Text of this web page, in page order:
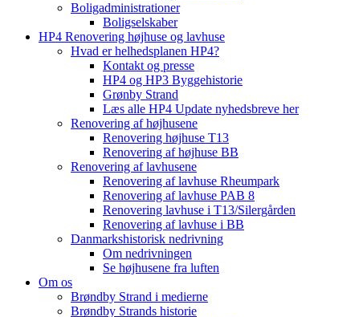
Boligadministrationer
Boligselskaber
HP4 Renovering højhuse og lavhuse
Hvad er helhedsplanen HP4?
Kontakt og presse
HP4 og HP3 Byggehistorie
Grønby Strand
Læs alle HP4 Update nyhedsbreve her
Renovering af højhusene
Renovering højhuse T13
Renovering af højhuse BB
Renovering af lavhusene
Renovering af lavhuse Rheumpark
Renovering af lavhuse PAB 8
Renovering lavhuse i T13/Silergården
Renovering af lavhuse i BB
Danmarkshistorisk nedrivning
Om nedrivningen
Se højhusene fra luften
Om os
Brøndby Strand i medierne
Brøndby Strands historie